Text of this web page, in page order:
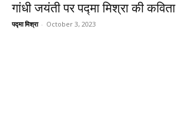
गांधी जयंती पर पद्मा मिश्रा की कविता
पद्मा मिश्रा - October 3, 2023